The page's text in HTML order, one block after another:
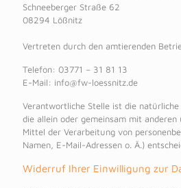
Schneeberger Straße 62
08294 Lößnitz
Vertreten durch den amtierenden
Telefon: 03771 – 31 81 13
E-Mail: info@fw-loessnitz.de
Verantwortliche Stelle ist die natürliche
die allein oder gemeinsam mit
Mittel der Verarbeitung von
Namen, E-Mail-Adressen o. Ä.)
Widerruf Ihrer Einwilligung zur